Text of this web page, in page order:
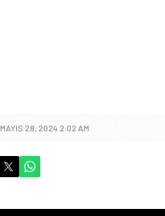
MAYIS 28, 2024 2:02 AM